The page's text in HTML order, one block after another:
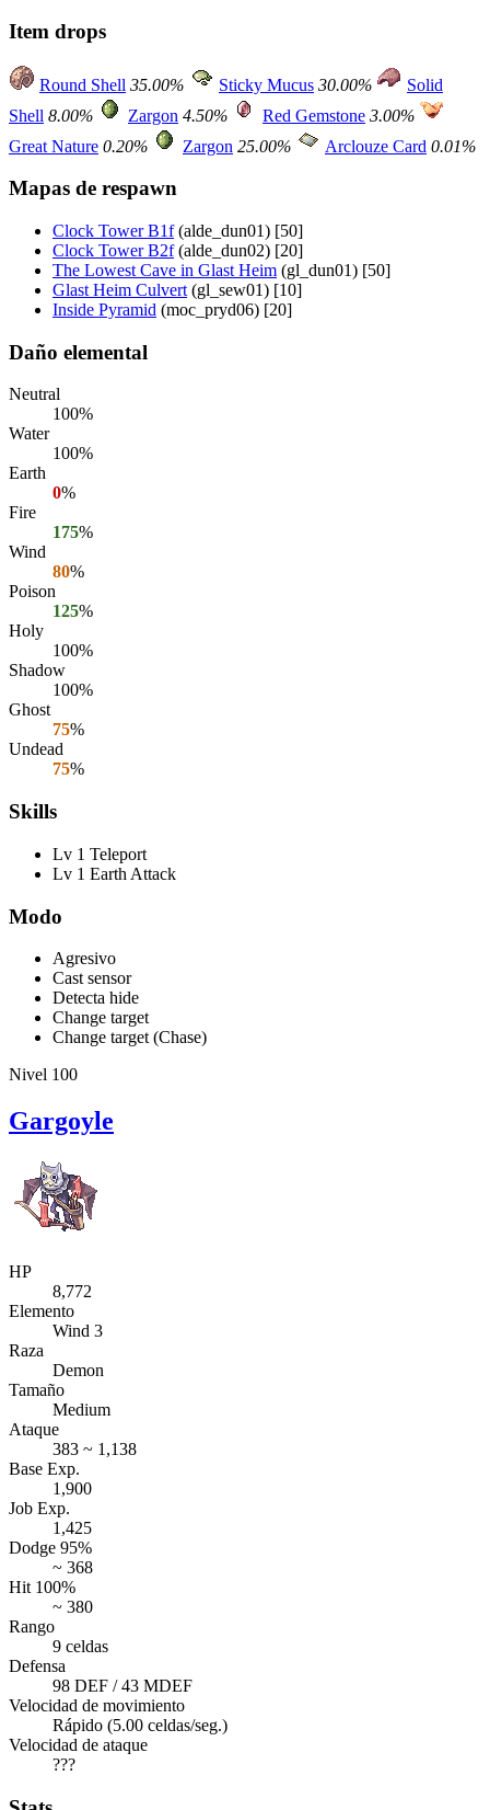
Item drops
Round Shell 35.00% Sticky Mucus 30.00%
Solid
Shell 8.00% Zargon 4.50% Red Gemstone 3.00%
Great Nature 0.20% Zargon 25.00% Arclouze Card 0.01%
Mapas de respawn
Clock Tower B1f(alde_dun01) [50]
Clock Tower B2f(alde_dun02) [20]
The Lowest Cave in Glast Heim (gl_dun01) [50]
Glast Heim Culvert (gl_sew01) [10]
Inside Pyramid (moc_pryd06) [20]
Daño elemental
Neutral
100%
Water
100%
Earth
0%
Fire
175%
Wind
80%
Poison
125%
Holy
100%
Shadow
100%
Ghost
75%
Undead
75%
Skills
Lv 1 Teleport
Lv 1 Earth Attack
Modo
Agresivo
Cast sensor
Detecta hide
Change target
Change target (Chase)
Nivel 100
Gargoyle
HP
8,772
Elemento
Wind 3
Raza
Demon
Tamaño
Medium
Ataque
383 ~ 1,138
Base Exp.
1,900
Job Exp.
1,425
Dodge 95%
~ 368
Hit 100%
~ 380
Rango
9 celdas
Defensa
98 DEF / 43 MDEF
Velocidad de movimiento
Rápido (5.00 celdas/seg.)
Velocidad de ataque
???